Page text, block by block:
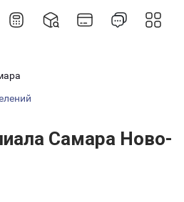
Самара Ново-